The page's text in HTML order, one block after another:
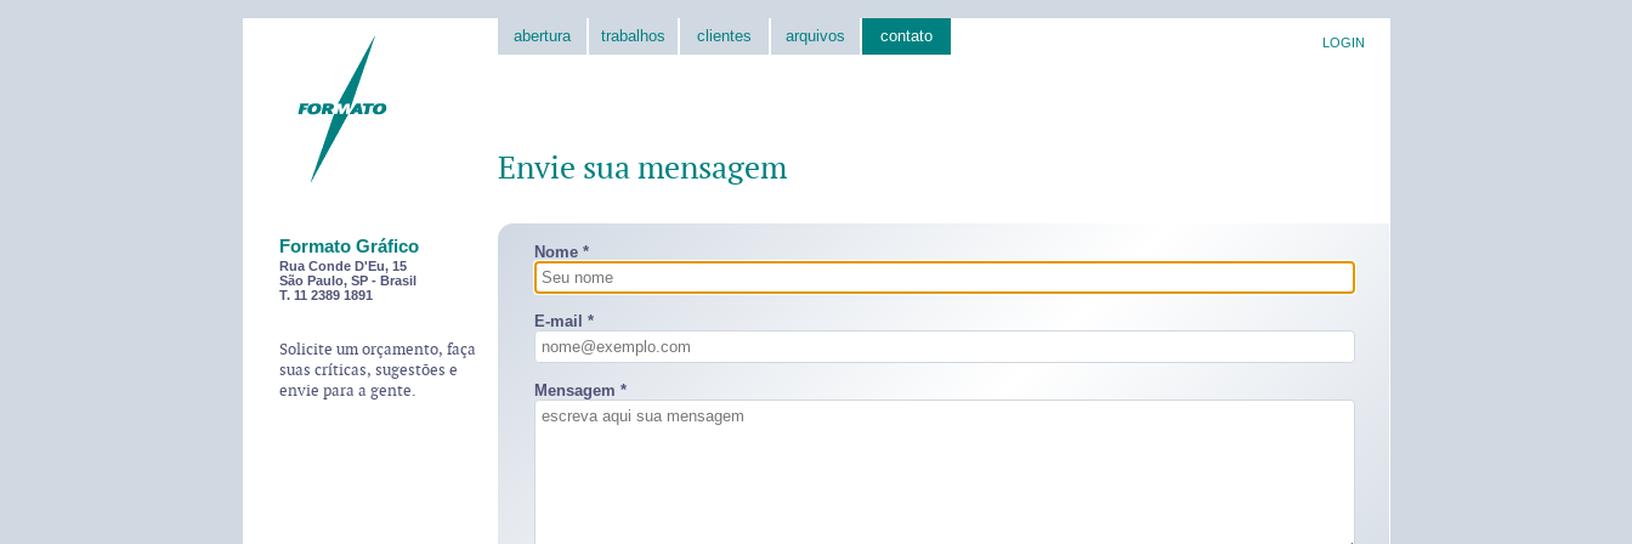
abertura trabalhos clientes arquivos contato LOGIN
Formato Gráfico
Rua Conde D'Eu, 15
São Paulo, SP - Brasil
T. 11 2389 1891
Solicite um orçamento, faça
suas críticas, sugestões e
envie para a gente.
Envie sua mensagem
Nome *
E-mail *
Mensagem *